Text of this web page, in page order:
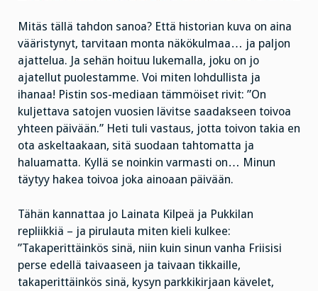
Mitäs tällä tahdon sanoa? Että historian kuva on aina
vääristynyt, tarvitaan monta näkökulmaa… ja paljon
ajattelua. Ja sehän hoituu lukemalla, joku on jo
ajatellut puolestamme. Voi miten lohdullista ja
ihanaa! Pistin sos-mediaan tämmöiset rivit: ”On
kuljettava satojen vuosien lävitse saadakseen toivoa
yhteen päivään.” Heti tuli vastaus, jotta toivon takia en
ota askeltaakaan, sitä suodaan tahtomatta ja
haluamatta. Kyllä se noinkin varmasti on… Minun
täytyy hakea toivoa joka ainoaan päivään.
Tähän kannattaa jo Lainata Kilpeä ja Pukkilan
repliikkiä – ja pirulauta miten kieli kulkee:
”Takaperittäinkös sinä, niin kuin sinun vanha Friisisi
perse edellä taivaaseen ja taivaan tikkaille,
takaperittäinkös sinä, kysyn parkkikirjaan kävelet,